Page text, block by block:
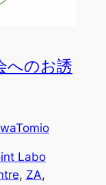
へのお誘
Labo
, ZA